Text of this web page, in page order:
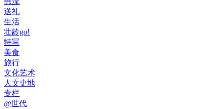
送礼
生活
壮龄go!
特写
美食
旅行
文化艺术
人文史地
专栏
@世代